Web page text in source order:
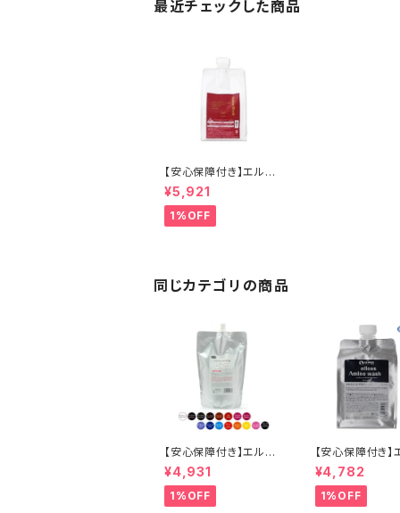
最近チェックした商品
【安心保障付き】エルコ
ス（ELLCOS） アミノウ
ォッシュ エイド （ＡＩＤ）
1000g（1kg）詰替用
（リフィル）ダメージヘア
ン サロン専売品 送料無
料 正規品 正規代理店
¥5,921
1%OFF
同じカテゴリの商品
【安心保障付き】エルコ
ス（ELLCOS） キュプア
スカラーバター 700g
【16色から選べる】 トリ
ートメントカラー カラー
¥4,931
1%OFF
【安心保障付き】
ス（ELLCOS）
ォッシュ シャン
0ml（1L）詰替用
ル ) ヘアケア ト
¥4,782
1%OFF